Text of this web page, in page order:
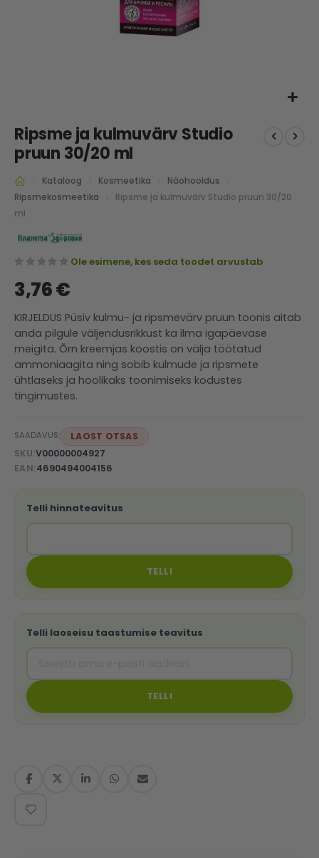
to
the
beginning
of
the
images
Ripsme ja kulmuvärv Studio
pruun 30/20 ml
Kataloog Kosmeetika
Näohooldus
Ripsmekosmeetika
Ripsme ja kulmuvärv Studio pruun 30/20
ml
Ole esimene, kes seda toodet arvustab
3,76 €
KIRJELDUS Püsiv kulmu- ja ripsmevärv pruun toonis aitab
anda pilgule väljendusrikkust ka ilma igapäevase
meigita. Õrn kreemjas koostis on välja töötatud
ammoniaagita ning sobib kulmude ja ripsmete
ühtlaseks ja hoolikaks toonimiseks kodustes
tingimustes.
SAADAVUS:
LAOST OTSAS
SKU V00000004927
EAN 4690494004156
Telli hinnateavitus
TELLI
Telli laoseisu taastumise teavitus
TELLI